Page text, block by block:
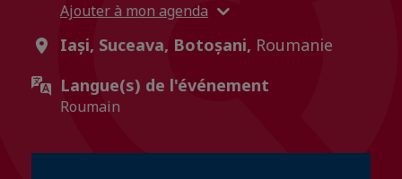
Ajouter à mon agenda
Iași, Suceava, Botoșani, Roumanie
Langue(s) de l'événement
Roumain